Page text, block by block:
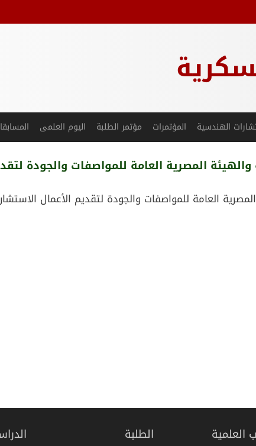
الهندسية المؤتمرات مؤتمر الطلبة اليوم العلمى
المصرية العامة للمواصفات والجودة لتقديم
العامة للمواصفات والجودة لتقديم الأعمال الاستشارية
العلمية الطلبة